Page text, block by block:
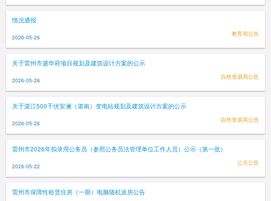
情况通报
2026-05-26 教育局公告
关于雷州市盛华府项目规划及建筑设计方案的公示
2026-05-26 自然资源局公告
关于湛江500千伏安澜（湛南）变电站规划及建筑设计方案的公示
2026-05-26 自然资源局公告
雷州市2026年拟录用公务员（参照公务员法管理单位工作人员）公示（第一批）
2026-05-22 公示公告
雷州市保障性租赁住房（一期）电脑随机派房公告